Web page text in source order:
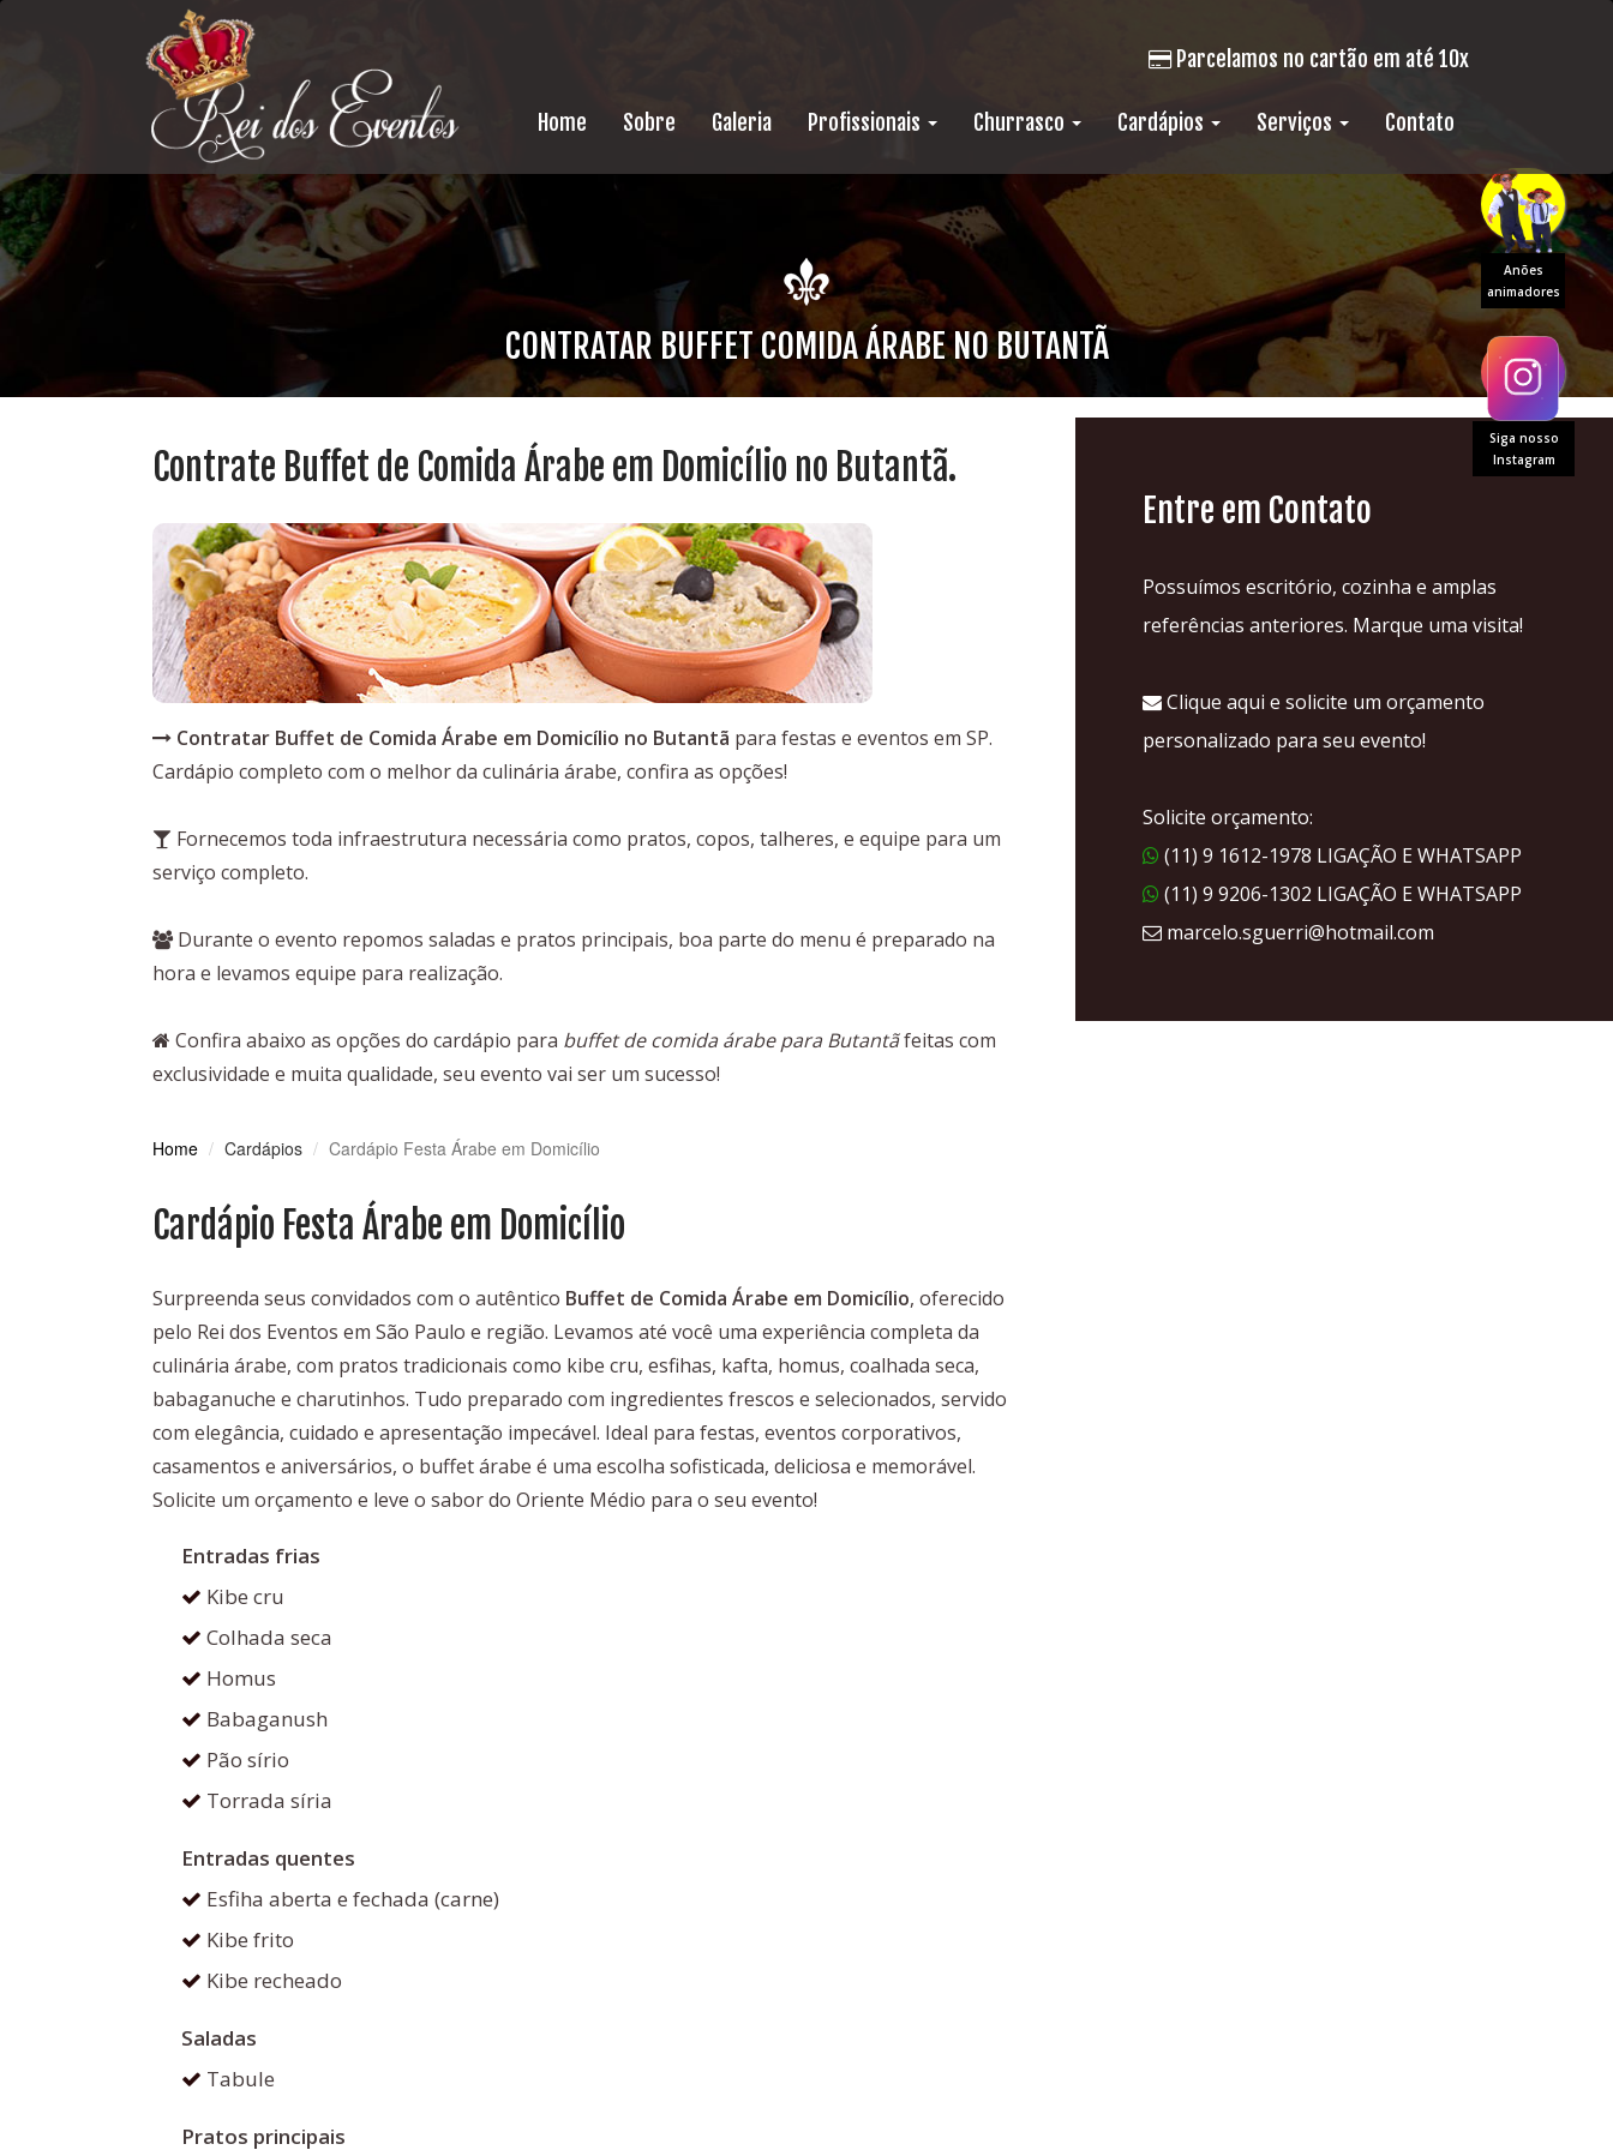
Anões
animadores
Siga nosso
Instagram
Home Sobre Galeria Profissionais Churrasco Cardápios Serviços Contato
Parcelamos no cartão em até 10x
CONTRATAR BUFFET COMIDA ÁRABE NO BUTANTÃ
Contrate Buffet de Comida Árabe em Domicílio no Butantã.
Contratar Buffet de Comida Árabe em Domicílio no Butantã para festas e eventos em SP.
Cardápio completo com o melhor da culinária árabe, confira as opções!
Fornecemos toda infraestrutura necessária como pratos, copos, talheres, e equipe para um
serviço completo.
Durante o evento repomos saladas e pratos principais, boa parte do menu é preparado na
hora e levamos equipe para realização.
Confira abaixo as opções do cardápio para buffet de comida árabe para Butantãfeitas com
exclusividade e muita qualidade, seu evento vai ser um sucesso!
Home Cardápios Cardápio Festa Árabe em Domicílio
Cardápio Festa Árabe em Domicílio
Surpreenda seus convidados com o autêntico Buffet de Comida Árabe em Domicílio, oferecido
pelo Rei dos Eventos em São Paulo e região. Levamos até você uma experiência completa da
culinária árabe, com pratos tradicionais como kibe cru, esfihas, kafta, homus, coalhada seca,
babaganuche e charutinhos. Tudo preparado com ingredientes frescos e selecionados, servido
com elegância, cuidado e apresentação impecável. Ideal para festas, eventos corporativos,
casamentos e aniversários, o buffet árabe é uma escolha sofisticada, deliciosa e memorável.
Solicite um orçamento e leve o sabor do Oriente Médio para o seu evento!
Entradas frias
Kibe cru
Colhada seca
Homus
Babaganush
Pão sírio
Torrada síria
Entradas quentes
Esfiha aberta e fechada (carne)
Kibe frito
Kibe recheado
Saladas
Tabule
Pratos principais
Entre em Contato
Possuímos escritório, cozinha e amplas
referências anteriores. Marque uma visita!
Clique aqui e solicite um orçamento
personalizado para seu evento!
Solicite orçamento:
(11) 9 1612-1978 LIGAÇÃO E WHATSAPP
(11) 9 9206-1302 LIGAÇÃO E WHATSAPP
marcelo.sguerri@hotmail.com